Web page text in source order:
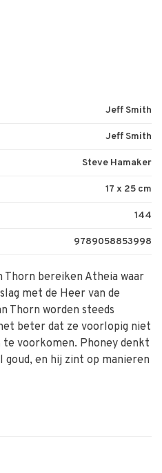
Jeff Smith
Jeff Smith
Steve Hamaker
17 x 25 cm
144
9789058853998
Thorn bereiken Atheia waar
met de Heer van de
Thorn worden steeds
beter dat ze voorlopig niet
voorkomen. Phoney denkt
goud, en hij zint op manieren